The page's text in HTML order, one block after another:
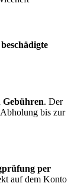
Gebühren. Der
bis zur
per
auf dem Konto